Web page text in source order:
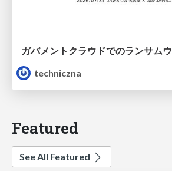
ガバメントクラウドでのランサム
techniczna
Featured
See All Featured